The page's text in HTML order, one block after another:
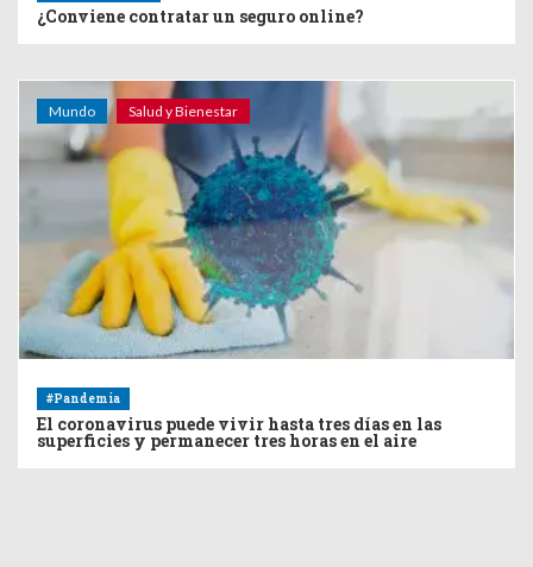
¿Conviene contratar un seguro online?
Mundo Salud y Bienestar
#Pandemia
El coronavirus puede vivir hasta tres días en las
superficies y permanecer tres horas en el aire